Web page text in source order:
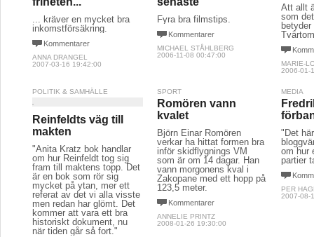
... kräver en mycket bra
inkomstförsäkring.
Kommentarer
ANNA DRANGEL
2007-03-16 19:42:00
Fyra bra filmstips.
Kommentarer
MICHAEL STÅHLBERG
2006-11-08 00:47:00
Att allt
som
MARIE-
2006-01-
POLITIK & SAMHÄLLE
Reinfeldts väg till
makten
"Anita Kratz bok handlar
om hur Reinfeldt tog sig
fram till maktens topp. Det
är en bok som rör sig
mycket på ytan, mer ett
referat av det vi alla visste
men redan har glömt. Det
kommer att vara ett bra
historiskt dokument, nu
när tiden går så fort."
SPORT
Romören vann
kvalet
Björn Einar Romören
verkar ha hittat formen bra
inför skidflygnings VM
som är om 14 dagar. Han
vann morgonens kval i
Zakopane med ett hopp på
123,5 meter.
Kommentarer
ANNELIE PRINTZ
2008-01-26 19:30:00
MEDIA
"Det
om hur
partier
PER
2007-08-